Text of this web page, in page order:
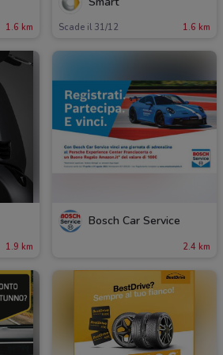
1.6 km Scade il 31/12 1.6 km
1.9 km
Bosch Car Service
2.4 km